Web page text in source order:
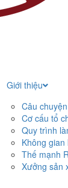
Giới thiệu
Câu
Cơ cấu tổ
Quy trình
Không gian
Thế mạnh
Xưởng sản